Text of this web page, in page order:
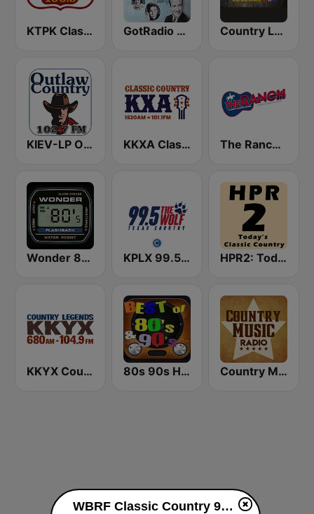
KTPK Classic Country 106.9 GotRadio - Classic Country Country Legends USA
KIEV-LP Outlaw Country Radio KKXA Classic Country 1520 The Ranch - Classic Country
Wonder 80's KPLX 99.5 The Wolf FM HPR2: Today's Classic Country
KKYX Country Legends 680 AM 80s 90s Hits Radio Country Music Radio - 80's Country
WBRF Classic Country 98.1 FM en vivo